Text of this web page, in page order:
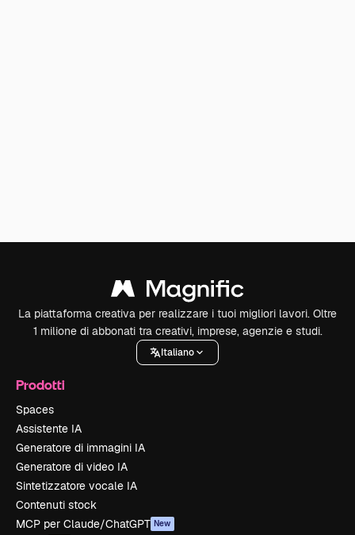
La piattaforma creativa per realizzare i tuoi migliori lavori. Oltre
1 milione di abbonati tra creativi, imprese, agenzie e studi.
Italiano
Prodotti
Spaces
Assistente IA
Generatore di immagini IA
Generatore di video IA
Sintetizzatore vocale IA
Contenuti stock
MCP per Claude/ChatGPT New